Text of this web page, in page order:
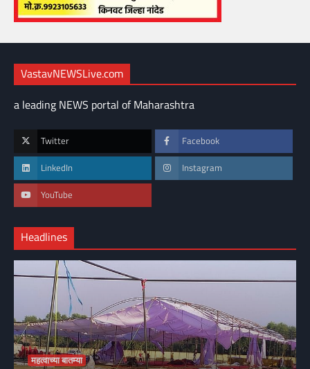
VastavNEWSLive.com
a leading NEWS portal of Maharashtra
Twitter Facebook
LinkedIn Instagram
YouTube
Headlines
महत्वाच्या बातम्या